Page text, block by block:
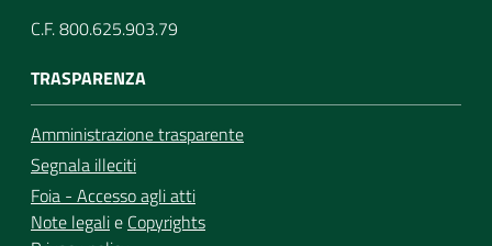
C.F. 800.625.903.79
TRASPARENZA
Amministrazione trasparente
Segnala illeciti
Foia - Accesso agli atti
Note legalie Copyrights